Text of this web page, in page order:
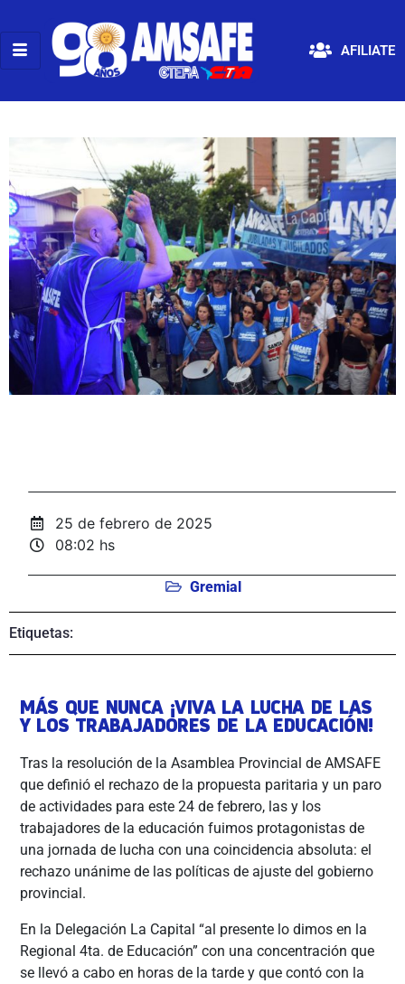
AFILIATE
25 de febrero de 2025
08:02 hs
Gremial
Etiquetas:
MÁS QUE NUNCA ¡VIVA LA LUCHA DE LAS
Y LOS TRABAJADORES DE LA EDUCACIÓN!
Tras la resolución de la Asamblea Provincial de AMSAFE
que definió el rechazo de la propuesta paritaria y un paro
de actividades para este 24 de febrero, las y los
trabajadores de la educación fuimos protagonistas de
una jornada de lucha con una coincidencia absoluta: el
rechazo unánime de las políticas de ajuste del gobierno
provincial.
En la Delegación La Capital “al presente lo dimos en la
Regional 4ta. de Educación” con una concentración que
se llevó a cabo en horas de la tarde y que contó con la